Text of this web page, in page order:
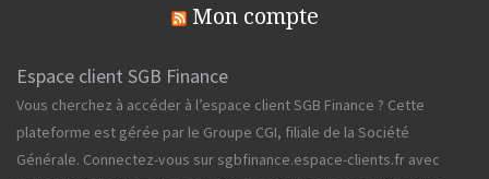
Mon compte
Espace client SGB Finance
Vous cherchez à accéder à l’espace client SGB Finance ? Cette
plateforme est gérée par le Groupe CGI, filiale de la Société
Générale. Connectez-vous sur sgbfinance.espace-clients.fr avec